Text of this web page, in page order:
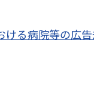
ける病院等の広告